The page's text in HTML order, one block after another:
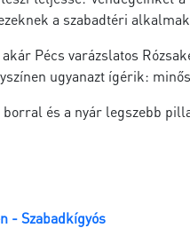
a szabadtéri
Pécs varázslatos
ugyanazt ígérik:
és a nyár legszebb
- Szabadkígyós